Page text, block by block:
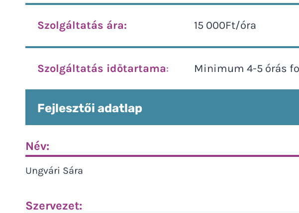
Szolgáltatás ára: 15 000Ft/óra
Szolgáltatás időtartama: Minimum 4-5 órás
Fejlesztői adatlap
Név:
Ungvári Sára
Szervezet: